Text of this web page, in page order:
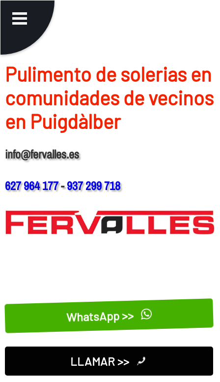
Pulimento de solerias en
comunidades de vecinos
en Puigdàlber
info@fervalles.es
627 964 177-937 299 718
WhatsApp >>
LLAMAR >>